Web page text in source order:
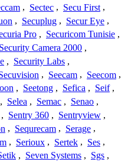
, Sectec , Secu First ,
, Secuplug , Secur Eye ,
Pro , Securicom Tunisie ,
Security Camera 2000 ,
, Security Labs ,
, Seecam , Seecom ,
, Seetong , Sefica , Seif ,
, Selea , Semac , Senao ,
, Sentry 360 , Sentryview ,
, Sequrecam , Serage ,
, Serioux , Sertek , Ses ,
, Seven Systems , Sgs ,